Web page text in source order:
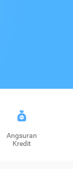
Angsuran
Kredit